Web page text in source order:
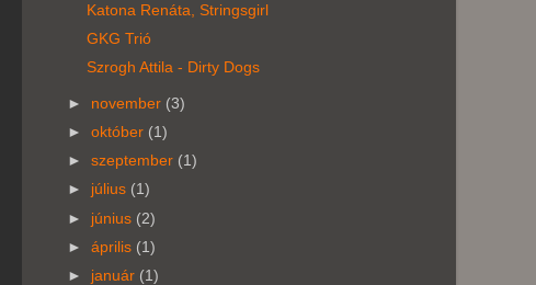
Katona Renáta, Stringsgirl
GKG Trió
Szrogh Attila - Dirty Dogs
► november (3)
►október (1)
►szeptember (1)
► július (1)
► június (2)
►április (1)
► január (1)